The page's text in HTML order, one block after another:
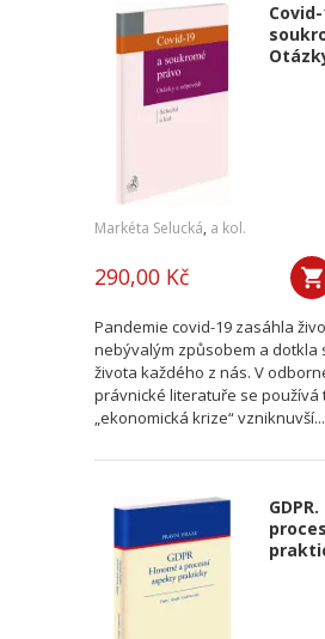
Markéta Selucká, a kol.
290,00 Kč
Pandemie covid-19 zasáhla
nebývalým způsobem a dotkla
života každého z nás. V
právnické literatuře se používá
„ekonomická krize“ vzniknuvší...